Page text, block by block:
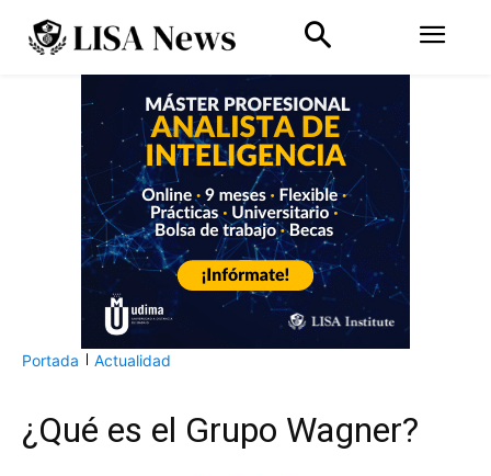
Portada Actualidad
¿Qué es el Grupo Wagner?